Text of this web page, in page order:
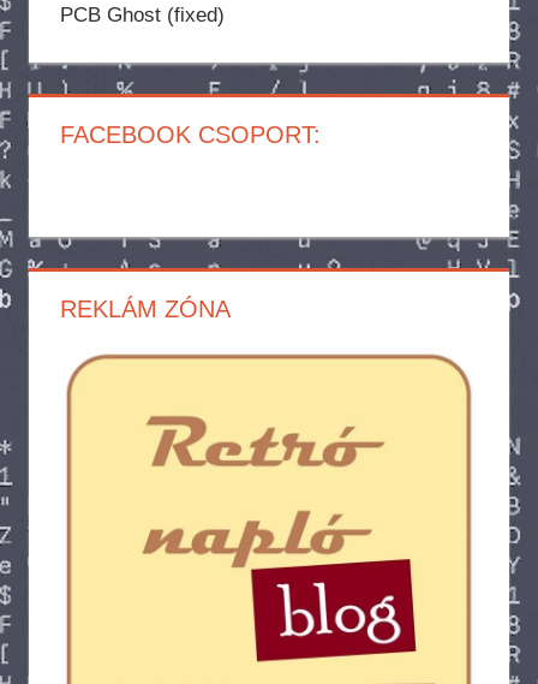
PCB Ghost (fixed)
FACEBOOK CSOPORT:
REKLÁM ZÓNA